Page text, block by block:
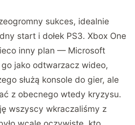
sukces, idealnie
start i dołek PS3. Xbox One
inny plan — Microsoft
jako odtwarzacz wideo,
służą konsole do gier, ale
z obecnego wtedy kryzysu.
wszyscy wkraczaliśmy z